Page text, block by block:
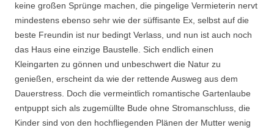
keine großen Sprünge machen, die pingelige Vermieterin nervt
mindestens ebenso sehr wie der süffisante Ex, selbst auf die
beste Freundin ist nur bedingt Verlass, und nun ist auch noch
das Haus eine einzige Baustelle. Sich endlich einen
Kleingarten zu gönnen und unbeschwert die Natur zu
genießen, erscheint da wie der rettende Ausweg aus dem
Dauerstress. Doch die vermeintlich romantische Gartenlaube
entpuppt sich als zugemüllte Bude ohne Stromanschluss, die
Kinder sind von den hochfliegenden Plänen der Mutter wenig